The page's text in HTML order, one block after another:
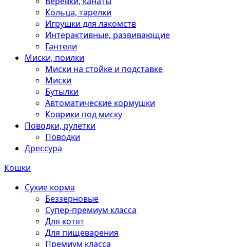
Кольца, тарелки
Игрушки для лакомств
Интерактивные, развивающие
Гантели
Миски, поилки
Миски на стойке и подставке
Миски
Бутылки
Автоматические кормушки
Коврики под миску
Поводки, рулетки
Поводки
Дрессура
Кошки
Сухие корма
Беззерновые
Супер-премиум класса
Для котят
Для пищеварения
Премиум класса